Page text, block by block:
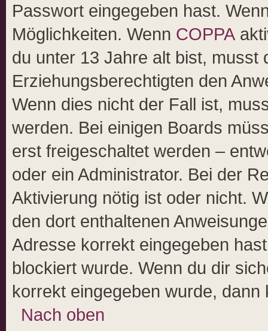
Passwort eingegeben hast.
Möglichkeiten. Wenn COPPA
du unter 13 Jahre alt bist, musst
Erziehungsberechtigten den
Wenn dies nicht der Fall ist,
werden. Bei einigen Boards
erst freigeschaltet werden –
oder ein Administrator. Bei der
Aktivierung nötig ist oder nicht.
den dort enthaltenen
Adresse korrekt eingegeben
blockiert wurde. Wenn du dir
korrekt eingegeben wurde,
Nach oben